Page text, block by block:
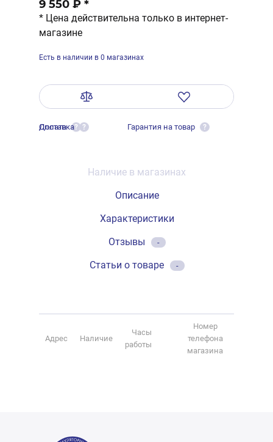
9 550 ₽ *
* Цена действительна только в интернет-
магазине
Есть в наличии в 0 магазинах
Оплата ?
Доставка ? Гарантия на товар ?
Наличие в магазинах
Описание
Характеристики
Отзывы
-
Статьи о товаре -
Адрес Наличие
Часы
работы
Номер
телефона
магазина